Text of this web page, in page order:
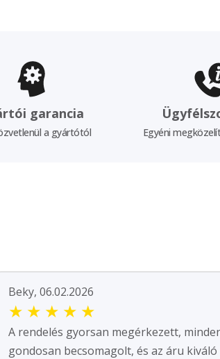
garancia
a gyártótól Egyéni
Beky, 06.02.2026
★ ★ ★ ★ ★
A rendelés gyorsan megérkezett,
gondosan becsomagolt, és az áru kiváló